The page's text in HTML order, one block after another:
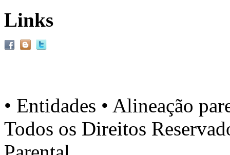
Links
• Entidades • Alineação
Todos os Direitos